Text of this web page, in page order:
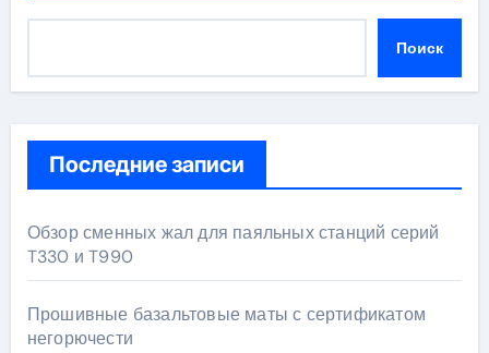
Поиск
Последние записи
Обзор сменных жал для паяльных станций серий
T330 и T990
Прошивные базальтовые маты с сертификатом
негорючести